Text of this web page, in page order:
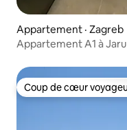
Appartement · Zagreb
Appartement A1 à
Coup de cœur
Coup de cœur